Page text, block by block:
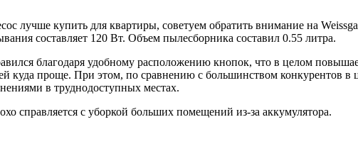
лучше купить для квартиры, советуем обратить внимание на
составляет 120 Вт. Объем пылесборника составил 0.55 литра.
благодаря удобному расположению кнопок, что в целом
куда проще. При этом, по сравнению с большинством конкурентов
в труднодоступных местах.
справляется с уборкой больших помещений из-за аккумулятора.